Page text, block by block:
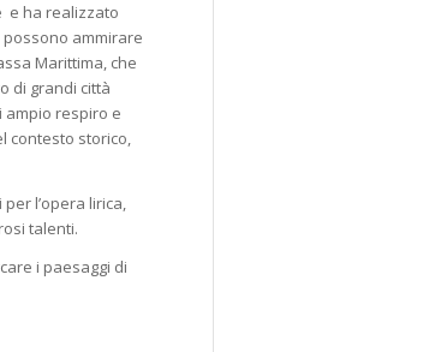
e ha realizzato
possono ammirare
Marittima, che
di grandi città
ampio respiro e
contesto storico,
l’opera lirica,
talenti.
i paesaggi di